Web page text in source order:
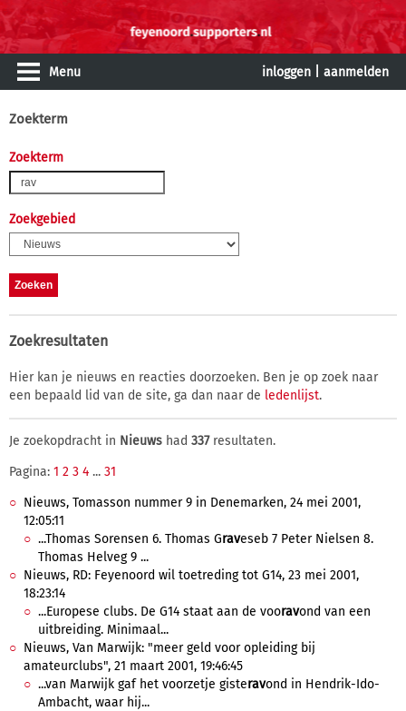
Menu inloggen aanmelden
Zoekterm
Zoekterm
Zoekgebied
Zoekresultaten
Hier kan je nieuws en reacties doorzoeken. Ben je op zoek naar
een bepaald lid van de site, ga dan naar de ledenlijst.
Je zoekopdracht in Nieuws had 337resultaten.
Pagina: 1 2 3 4 ... 31
Nieuws, Tomasson nummer 9 in Denemarken, 24 mei 2001,
12:05:11
...Thomas Sorensen 6. Thomas Graveseb 7 Peter Nielsen 8.
Thomas Helveg 9 ...
Nieuws, RD: Feyenoord wil toetreding tot G14, 23 mei 2001,
18:23:14
...Europese clubs. De G14 staat aan de vooravond van een
uitbreiding. Minimaal...
Nieuws, Van Marwijk: "meer geld voor opleiding bij
amateurclubs", 21 maart 2001, 19:46:45
...van Marwijk gaf het voorzetje gisteravond in Hendrik-Ido-
Ambacht, waar hij...